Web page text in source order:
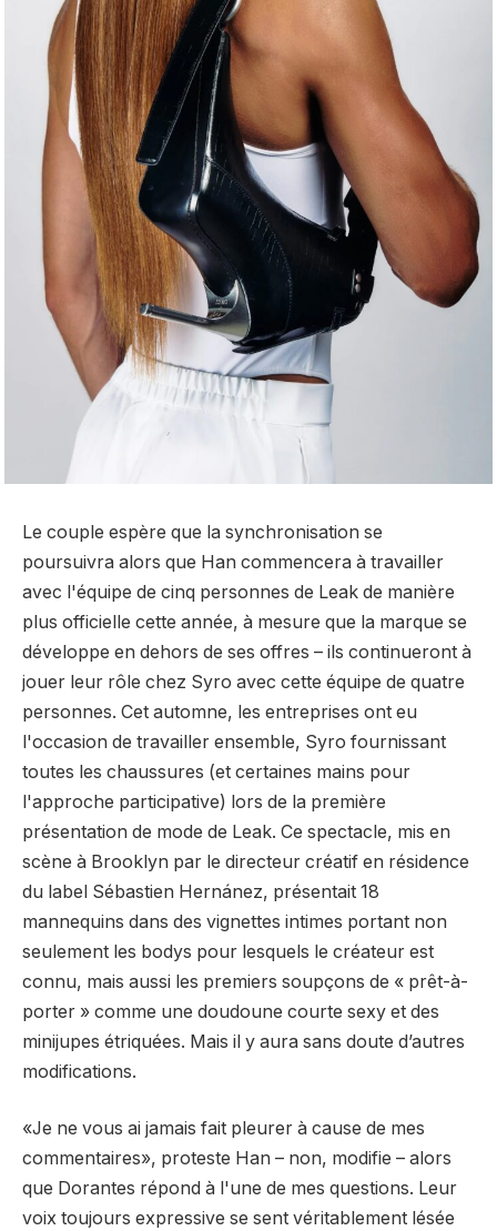
Le couple espère que la synchronisation se
poursuivra alors que Han commencera à travailler
avec l'équipe de cinq personnes de Leak de manière
plus officielle cette année, à mesure que la marque se
développe en dehors de ses offres – ils continueront à
jouer leur rôle chez Syro avec cette équipe de quatre
personnes. Cet automne, les entreprises ont eu
l'occasion de travailler ensemble, Syro fournissant
toutes les chaussures (et certaines mains pour
l'approche participative) lors de la première
présentation de mode de Leak. Ce spectacle, mis en
scène à Brooklyn par le directeur créatif en résidence
du label Sébastien Hernánez, présentait 18
mannequins dans des vignettes intimes portant non
seulement les bodys pour lesquels le créateur est
connu, mais aussi les premiers soupçons de « prêt-à-
porter » comme une doudoune courte sexy et des
minijupes étriquées. Mais il y aura sans doute d’autres
modifications.
«Je ne vous ai jamais fait pleurer à cause de mes
commentaires», proteste Han – non, modifie – alors
que Dorantes répond à l'une de mes questions. Leur
voix toujours expressive se sent véritablement lésée